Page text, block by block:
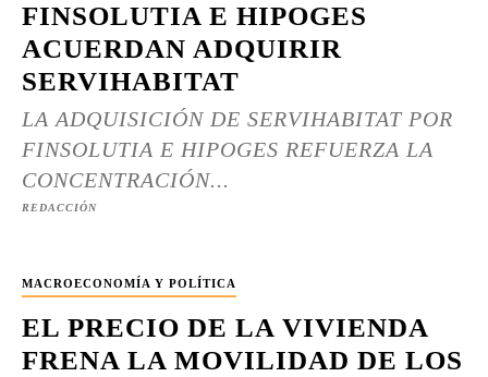
FINSOLUTIA E HIPOGES
ACUERDAN ADQUIRIR
SERVIHABITAT
LA ADQUISICIÓN DE SERVIHABITAT POR
FINSOLUTIA E HIPOGES REFUERZA LA
CONCENTRACIÓN...
REDACCIÓN
MACROECONOMÍA Y POLÍTICA
EL PRECIO DE LA VIVIENDA
FRENA LA MOVILIDAD DE LOS